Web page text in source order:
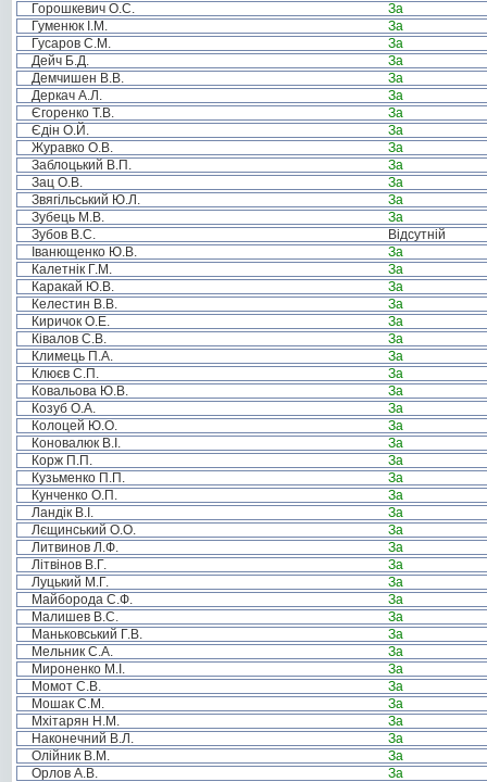
Горошкевич О.С.
За
Гуменюк І.М.
За
Гусаров С.М.
За
Дейч Б.Д.
За
Демчишен В.В.
За
Деркач А.Л.
За
Єгоренко Т.В.
За
Єдін О.Й.
За
Журавко О.В.
За
Заблоцький В.П.
За
Зац О.В.
За
Звягільський Ю.Л.
За
Зубець М.В.
За
Зубов В.С.
Відсутній
Іванющенко Ю.В.
За
Калетнік Г.М.
За
Каракай Ю.В.
За
Келестин В.В.
За
Киричок О.Е.
За
Ківалов С.В.
За
Климець П.А.
За
Клюєв С.П.
За
Ковальова Ю.В.
За
Козуб О.А.
За
Колоцей Ю.О.
За
Коновалюк В.І.
За
Корж П.П.
За
Кузьменко П.П.
За
Кунченко О.П.
За
Ландік В.І.
За
Лєщинський О.О.
За
Литвинов Л.Ф.
За
Літвінов В.Г.
За
Луцький М.Г.
За
Майборода С.Ф.
За
Малишев В.С.
За
Маньковський Г.В.
За
Мельник С.А.
За
Мироненко М.І.
За
Момот С.В.
За
Мошак С.М.
За
Мхітарян Н.М.
За
Наконечний В.Л.
За
Олійник В.М.
За
Орлов А.В.
За